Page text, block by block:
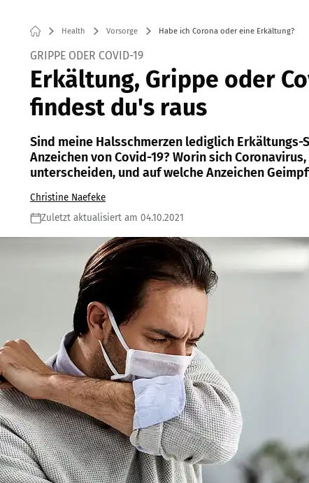
Health Vorsorge Habe ich Corona oder eine Erkältung?
GRIPPE ODER COVID-19
Erkältung, Grippe oder
findest du's raus
Sind meine Halsschmerzen lediglich
Anzeichen von Covid-19? Worin sich
unterscheiden, und auf welche Anzeichen
Christine Naefeke
Zuletzt aktualisiert am 04.10.2021